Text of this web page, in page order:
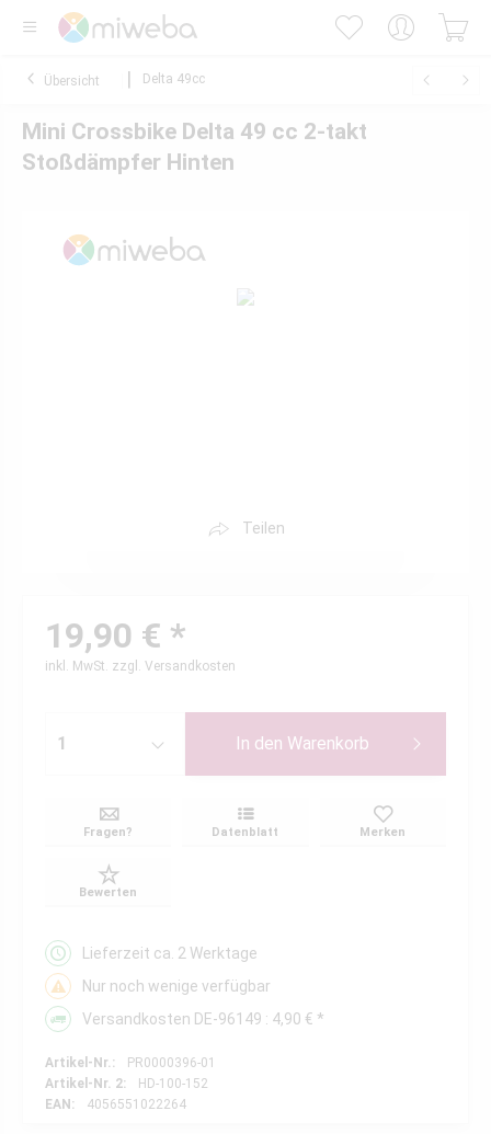
Übersicht Delta 49cc
Mini Crossbike Delta 49 cc 2-takt
Stoßdämpfer Hinten
Teilen
19,90 € *
inkl. MwSt. zzgl. Versandkosten
In den Warenkorb
Fragen? Datenblatt Merken
Bewerten
Lieferzeit ca. 2 Werktage
Nur noch wenige verfügbar
Versandkosten DE-96149 : 4,90 € *
Artikel-Nr.:
PR0000396-01
Artikel-Nr. 2:
HD-100-152
EAN:
4056551022264